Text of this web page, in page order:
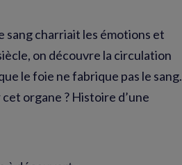
sang charriait les émotions et
on découvre la circulation
le foie ne fabrique pas le sang.
organe ? Histoire d’une